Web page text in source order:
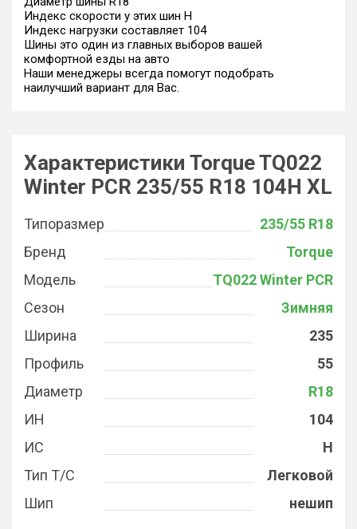
Индекс скорости у этих шин H
Индекс нагрузки составляет 104
Шины это один из главных выборов вашей
комфортной езды на авто
Наши менеджеры всегда помогут подобрать
наилучший вариант для Вас.
Характеристики Torque TQ022
Winter PCR 235/55 R18 104H XL
Типоразмер
235/55 R18
Бренд
Torque
Модель
TQ022 Winter PCR
Сезон
Зимняя
Ширина
235
Профиль
55
Диаметр
R18
ИН
104
ИС
H
Тип Т/С
Легковой
Шип
нешип